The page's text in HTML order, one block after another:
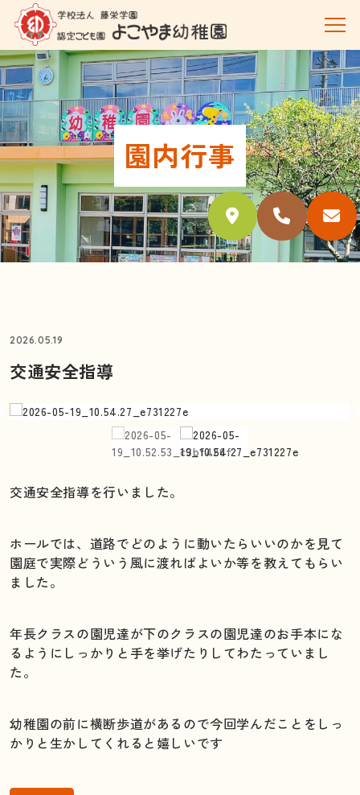
園内行事
2026.05.19
交通安全指導
交通安全指導を行いました。
ホールでは、道路でどのように動いたらいいのかを見て
園庭で実際どういう風に渡ればよいか等を教えてもらい
ました。
年長クラスの園児達が下のクラスの園児達のお手本にな
るようにしっかりと手を挙げたりしてわたっていまし
た。
幼稚園の前に横断歩道があるので今回学んだことをしっ
かりと生かしてくれると嬉しいです